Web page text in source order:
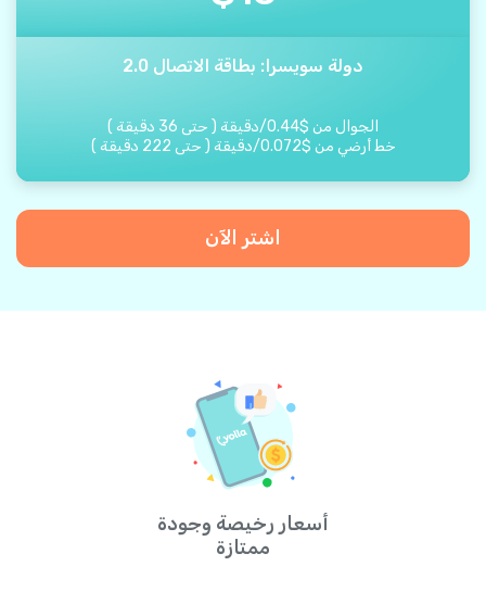
دولة سويسرا: بطاقة الاتصال 2.0
الجوال من $
0.44
/دقيقة ( حتى 36 دقيقة )
خط أرضي من $
0.072
/دقيقة ( حتى 222 دقيقة )
اشتر الآن
أسعار رخيصة وجودة
ممتازة